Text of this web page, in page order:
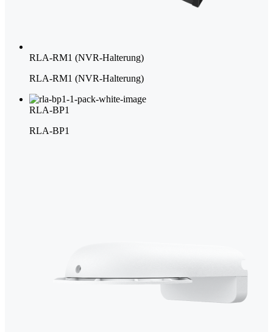
RLA-RM1 (NVR-Halterung)
RLA-RM1 (NVR-Halterung)
RLA-BP1
RLA-BP1